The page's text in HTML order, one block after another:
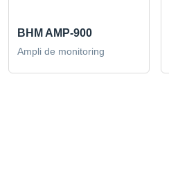
BHM AMP-900
Ampli de monitoring